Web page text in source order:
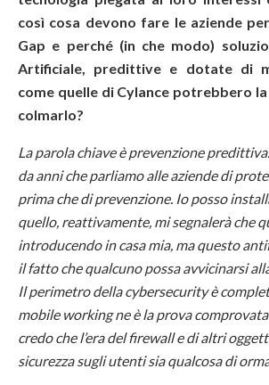
così cosa devono fare le aziende
Gap e perché (in che modo)
Artificiale, predittive e dotate di
come quelle di Cylance potrebbero
colmarlo?
La parola chiave è prevenzione predittiva
da anni che parliamo alle aziende di
prima che di prevenzione. Io posso
quello, reattivamente, mi segnalerà che
introducendo in casa mia, ma questo
il fatto che qualcuno possa avvicinarsi
Il perimetro della cybersecurity è
mobile working ne è la prova
credo che l’era del firewall e di altri
sicurezza sugli utenti sia qualcosa di